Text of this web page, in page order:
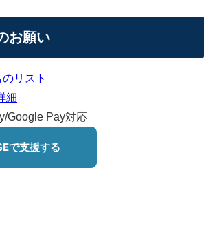
お願い
リスト
細
Google Pay対応